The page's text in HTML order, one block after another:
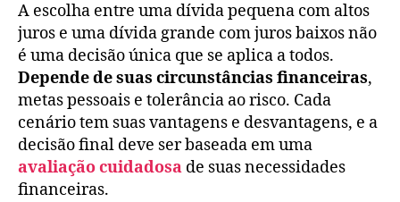
A escolha entre uma dívida pequena com altos
juros e uma dívida grande com juros baixos não
é uma decisão única que se aplica a todos.
Depende de suas circunstâncias financeiras,
metas pessoais e tolerância ao risco. Cada
cenário tem suas vantagens e desvantagens, e a
decisão final deve ser baseada em uma
avaliação cuidadosa de suas necessidades
financeiras.